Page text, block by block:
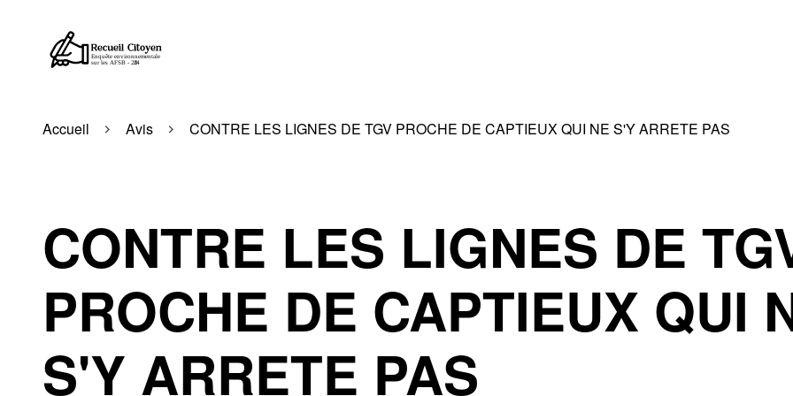
Accueil Avis CONTRE LES LIGNES DE TGV PROCHE DE CAPTIEUX QUI NE S'Y ARRETE PAS
CONTRE LES LIGNES DE
PROCHE DE CAPTIEUX QUI
S'Y ARRETE PAS